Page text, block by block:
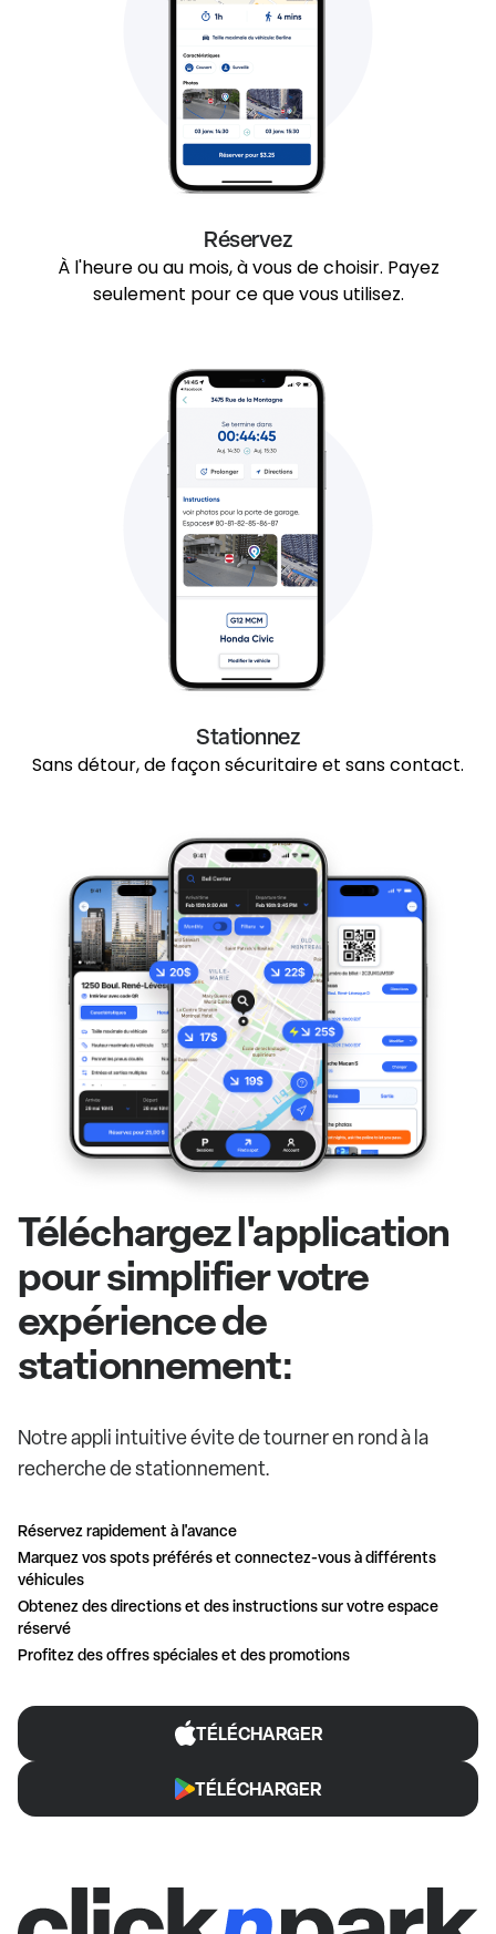
Réservez
À l'heure ou au mois, à vous de choisir. Payez
seulement pour ce que vous utilisez.
Stationnez
Sans détour, de façon sécuritaire et sans contact.
Téléchargez l'application
pour simplifier votre
expérience de
stationnement:
Notre appli intuitive évite de tourner en rond à la
recherche de stationnement.
Réservez rapidement à l'avance
Marquez vos spots préférés et connectez-vous à différents
véhicules
Obtenez des directions et des instructions sur votre espace
réservé
Profitez des offres spéciales et des promotions
TÉLÉCHARGER
TÉLÉCHARGER